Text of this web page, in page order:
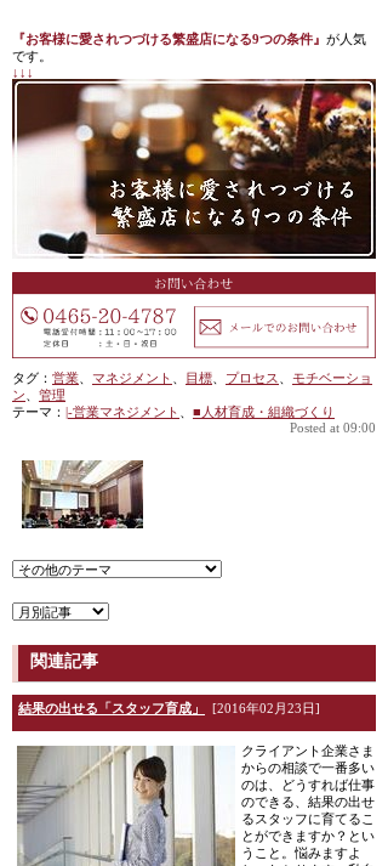
『お客様に愛されつづける繁盛店になる9つの条件』 が人気
です。
↓↓↓
タグ： 営業、 マネジメント 、 目標、 プロセス、 モチベーショ
ン、 管理
テーマ： |-営業マネジメント 、 ■人材育成・組織づくり
Posted at 09:00
関連記事
結果の出せる「スタッフ育成」 [2016年02月23日]
クライアント企業さま
からの相談で一番多い
のは、どうすれば仕事
のできる、結果の出せ
るスタッフに育てるこ
とができますか？とい
うこと。悩みますよ